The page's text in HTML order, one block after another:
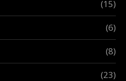
(15)
(6)
(8)
(23)